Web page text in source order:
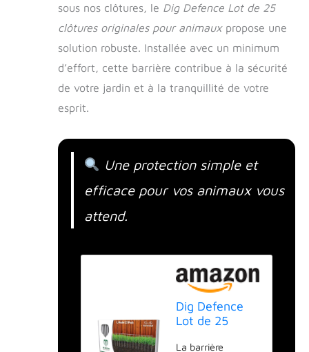
sous nos clôtures, le Dig Defence Lot de 25
clôtures originales pour animauxpropose une
solution robuste. Installée avec un minimum
d’effort, cette barrière contribue à la sécurité
de votre jardin et à la tranquillité de votre
esprit.
Une protection simple et
efficace pour vos animaux vous
attend.
Dig Defence
Lot de 25
La barrière